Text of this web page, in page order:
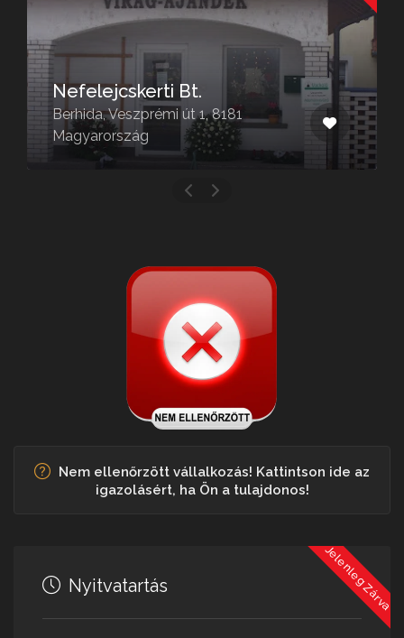
Nefelejcskerti Bt.
Berhida, Veszprémi út 1, 8181
Magyarország
Nem ellenőrzött vállalkozás! Kattintson ide az
igazolásért, ha Ön a tulajdonos!
Jelenleg Zárva
Nyitvatartás